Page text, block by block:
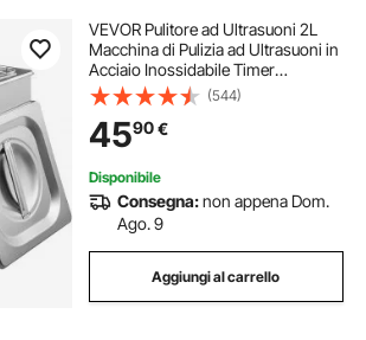
VEVOR Pulitore ad Ultrasuoni 2L
Macchina di Pulizia ad Ultrasuoni in
Acciaio Inossidabile Timer
Riscaldamento Digitale Pulizia di
Gioielli per Uso Domestico
Personale Commerciale
(544)
4590€
Disponibile
Consegna:non appena Dom.
Ago. 9
Aggiungi al carrello